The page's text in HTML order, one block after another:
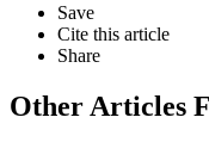
Save
Cite this article
Share
Other Articles